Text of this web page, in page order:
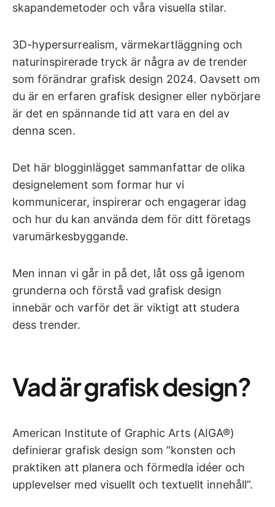
skapandemetoder och våra visuella stilar.
3D-hypersurrealism, värmekartläggning och
naturinspirerade tryck är några av de trender
som förändrar grafisk design 2024. Oavsett om
du är en erfaren grafisk designer eller nybörjare
är det en spännande tid att vara en del av
denna scen.
Det här blogginlägget sammanfattar de olika
designelement som formar hur vi
kommunicerar, inspirerar och engagerar idag
och hur du kan använda dem för ditt företags
varumärkesbyggande.
Men innan vi går in på det, låt oss gå igenom
grunderna och förstå vad grafisk design
innebär och varför det är viktigt att studera
dess trender.
Vad är grafisk design?
American Institute of Graphic Arts (AIGA®)
definierar grafisk design som ”konsten och
praktiken att planera och förmedla idéer och
upplevelser med visuellt och textuellt innehåll”.